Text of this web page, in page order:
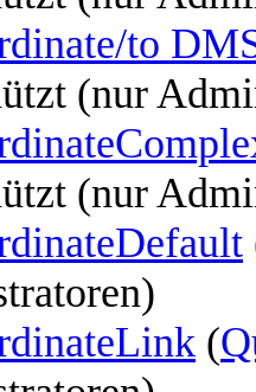
to
(nur
(nur
(